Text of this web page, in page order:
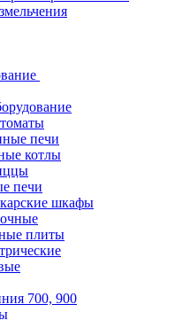
печи
котлы
печи
шкафы
плиты
700, 900